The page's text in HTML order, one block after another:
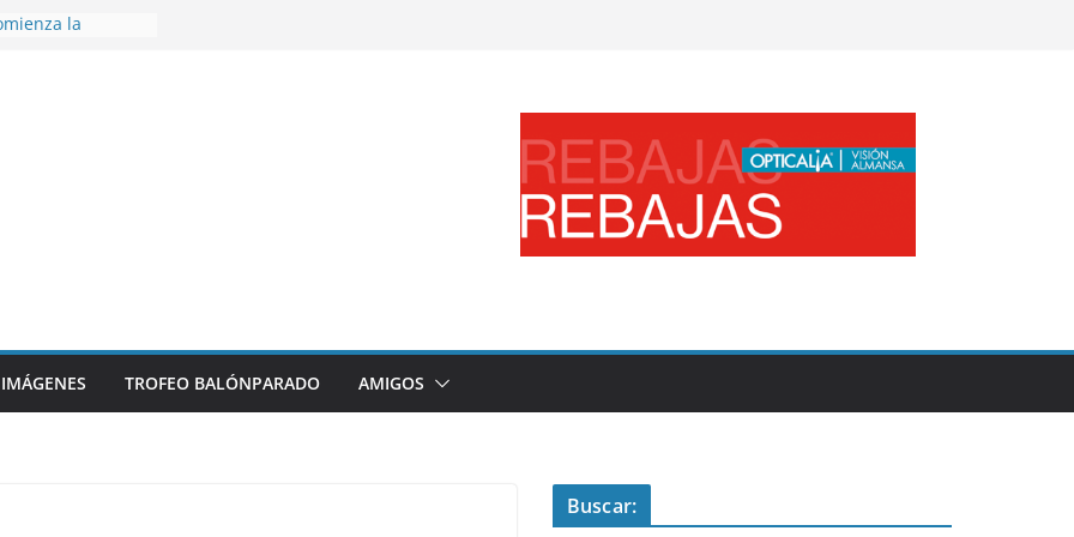
la
sumando
26/27
en el
de
IMÁGENES TROFEO BALÓNPARADO AMIGOS
Buscar: